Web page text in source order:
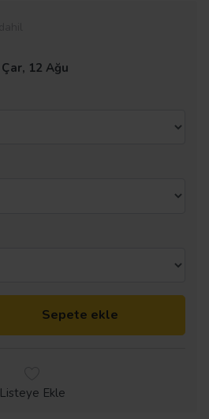
Çar, 12 Ağu
Sepete ekle
Listeye Ekle